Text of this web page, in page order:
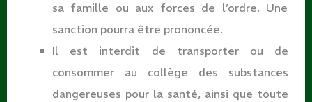
sa famille ou aux forces de l’ordre. Une
sanction pourra être prononcée.
Il est interdit de transporter ou de
consommer au collège des substances
dangereuses pour la santé, ainsi que toute